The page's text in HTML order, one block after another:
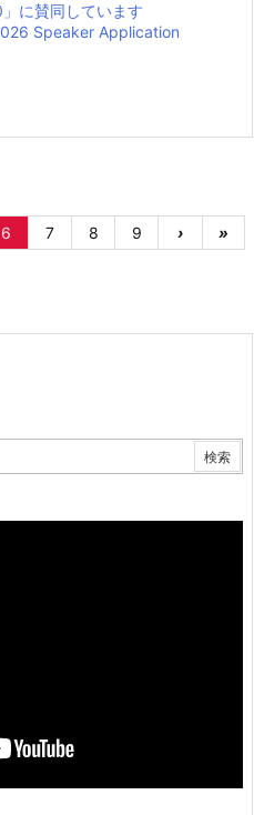
に賛同しています
Speaker Application
6 7 8 9 › »